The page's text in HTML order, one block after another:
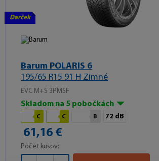
Darček
Barum POLARIS 6
195/65 R15 91 H Zimné
EVC M+S 3PMSF
Skladom na 5 pobočkách
C C B 72 dB
61,16 €
Počet kusov: